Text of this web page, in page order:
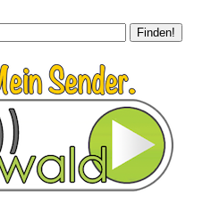
Finden!